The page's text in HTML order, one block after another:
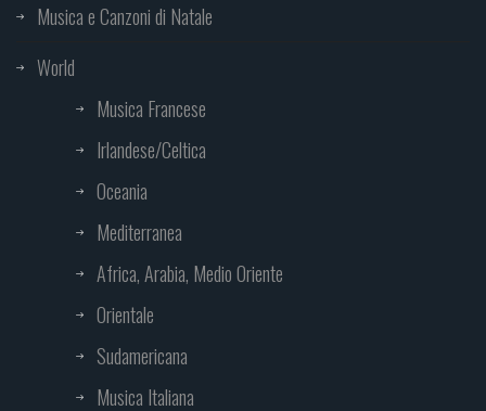
Musica e Canzoni di Natale
World
Musica Francese
Irlandese/Celtica
Oceania
Mediterranea
Africa, Arabia, Medio Oriente
Orientale
Sudamericana
Musica Italiana